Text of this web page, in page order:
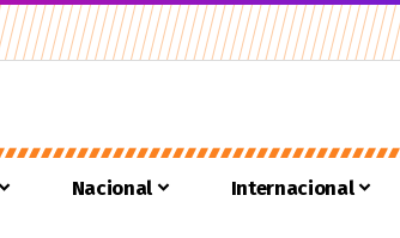
Nacional Internacional